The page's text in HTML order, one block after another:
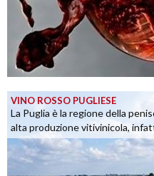
VINO ROSSO PUGLIESE
La Puglia è la regione della
alta produzione vitivinicola,